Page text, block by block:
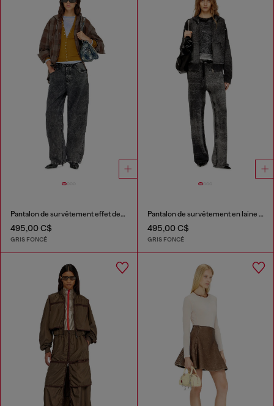
Pantalon de survêtement effet denim
495,00 C$
GRIS FONCÉ
Pantalon de survêtement en laine tricotée à motif inversé
495,00 C$
GRIS FONCÉ